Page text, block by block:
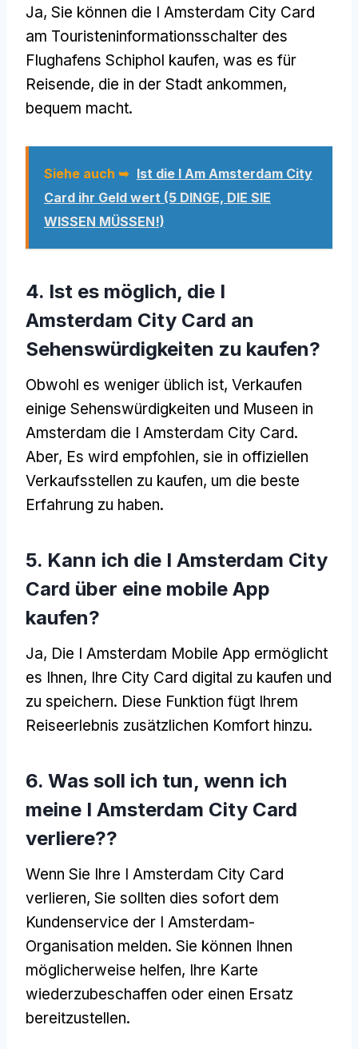
Ja, Sie können die I Amsterdam City Card
am Touristeninformationsschalter des
Flughafens Schiphol kaufen, was es für
Reisende, die in der Stadt ankommen,
bequem macht.
Siehe auch ➥ Ist die I Am Amsterdam City
Card ihr Geld wert (5 DINGE, DIE SIE
WISSEN MÜSSEN!)
4. Ist es möglich, die I
Amsterdam City Card an
Sehenswürdigkeiten zu kaufen?
Obwohl es weniger üblich ist, Verkaufen
einige Sehenswürdigkeiten und Museen in
Amsterdam die I Amsterdam City Card.
Aber, Es wird empfohlen, sie in offiziellen
Verkaufsstellen zu kaufen, um die beste
Erfahrung zu haben.
5. Kann ich die I Amsterdam City
Card über eine mobile App
kaufen?
Ja, Die I Amsterdam Mobile App ermöglicht
es Ihnen, Ihre City Card digital zu kaufen und
zu speichern. Diese Funktion fügt Ihrem
Reiseerlebnis zusätzlichen Komfort hinzu.
6. Was soll ich tun, wenn ich
meine I Amsterdam City Card
verliere??
Wenn Sie Ihre I Amsterdam City Card
verlieren, Sie sollten dies sofort dem
Kundenservice der I Amsterdam-
Organisation melden. Sie können Ihnen
möglicherweise helfen, Ihre Karte
wiederzubeschaffen oder einen Ersatz
bereitzustellen.